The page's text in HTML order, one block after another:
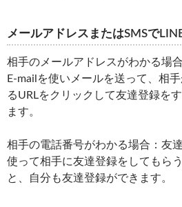
メールアドレスまたはSMSで
相手のメールアドレスがわかる場
E-mailを使いメールを送って、相
るURLをクリックして友達登録を
ます。
相手の電話番号がわかる場合：友
使って相手に友達登録をしてもら
と、自分も友達登録ができます。